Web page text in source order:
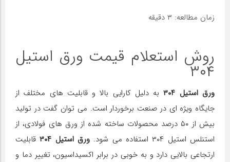
زمان مطالعه: ۳ دقیقه
روش استعلام قیمت ورق استیل
۳۰۴
ورق استیل ۳۰۴
به دلیل کارایی بالا و قابلیت های مختلف از
جایگاه ویژه ای در صنعت برخوردار است. می‌ توان گفت در تولید
بیش از ۵۰ درصد محصولات ساخته شده از ورق های فولادی، از
استنلس استیل ۳۰۴ استفاده می شود.
ورق استیل ۳۰۴
قابلیت
ارتجاعی بالایی دارد و به خوبی در برابر اکسیداسیون، تغییر دما و